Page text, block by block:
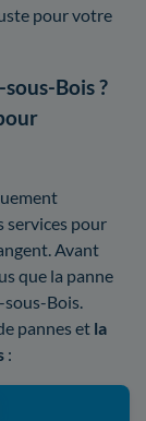
pour votre
Bois ?
services pour
Avant
que la panne
sous-Bois.
pannes et la
: